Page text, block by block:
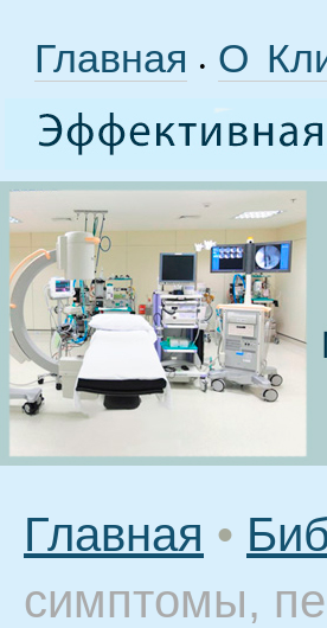
Главная • О
Главная •
симптомы,